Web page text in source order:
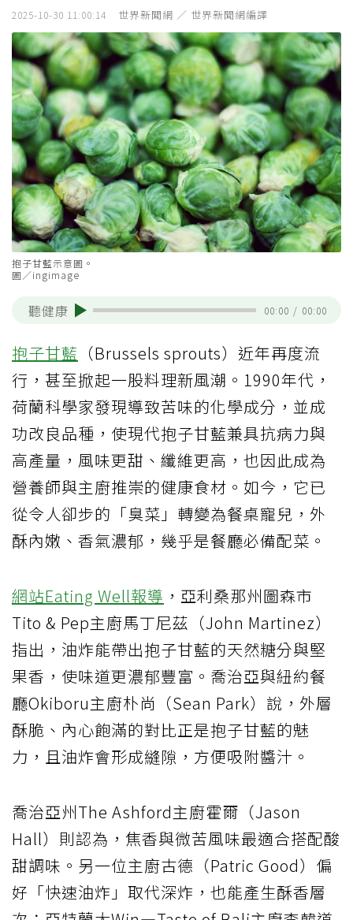
2025-10-30 11:00:14 世界新聞網 ／ 世界新聞網編譯
抱子甘藍示意圖。
圖／ingimage
聽健康 00:00 / 00:00
抱子甘藍 （Brussels sprouts）近年再度流
行，甚至掀起一股料理新風潮。1990年代，
荷蘭科學家發現導致苦味的化學成分，並成
功改良品種，使現代抱子甘藍兼具抗病力與
高產量，風味更甜、纖維更高，也因此成為
營養師與主廚推崇的健康食材。如今，它已
從令人卻步的「臭菜」轉變為餐桌寵兒，外
酥內嫩、香氣濃郁，幾乎是餐廳必備配菜。
網站Eating Well報導 ，亞利桑那州圖森市
Tito & Pep主廚馬丁尼茲（John Martinez）
指出，油炸能帶出抱子甘藍的天然糖分與堅
果香，使味道更濃郁豐富。喬治亞與紐約餐
廳Okiboru主廚朴尚（Sean Park）說，外層
酥脆、內心飽滿的對比正是抱子甘藍的魅
力，且油炸會形成縫隙，方便吸附醬汁。
喬治亞州The Ashford主廚霍爾（Jason
Hall）則認為，焦香與微苦風味最適合搭配酸
甜調味。另一位主廚古德（Patric Good）偏
好「快速油炸」取代深炸，也能產生酥香層